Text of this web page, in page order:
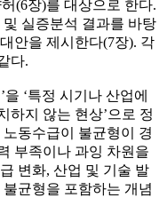
(6장)를 대상으로 한다.
실증분석 결과를 바탕
안을 제시한다(7장). 각
다.
‘특정 시기나 산업에
하지 않는 현상’으로 정
동수급이 불균형이 경
부족이나 과잉 차원을
변화, 산업 및 기술 발
균형을 포함하는 개념